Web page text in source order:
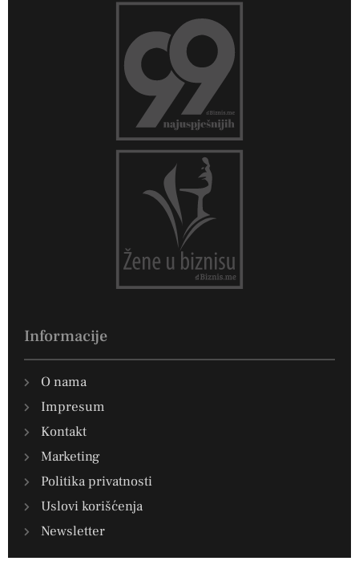
Informacije
O nama
Impresum
Kontakt
Marketing
Politika privatnosti
Uslovi korišćenja
Newsletter